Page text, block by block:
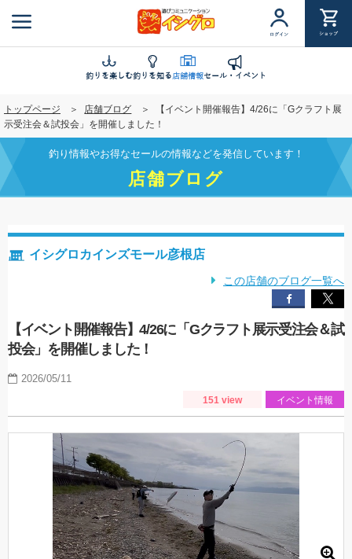
ン
ツ
に
移
動
ログイン ショップ
釣りを楽しむ釣りを知る店舗情報セール・イベント
トップページ 店舗ブログ
【イベント開催報告】4/26に「Gクラフト展
示受注会＆試投会」を開催しました！
釣り情報やお得なセールの情報などを発信しています！
店舗ブログ
イシグロカインズモール彦根店
この店舗のブログ一覧へ
【イベント開催報告】4/26に「Gクラフト展示受注会＆試
投会」を開催しました！
2026/05/11
151 view イベント情報